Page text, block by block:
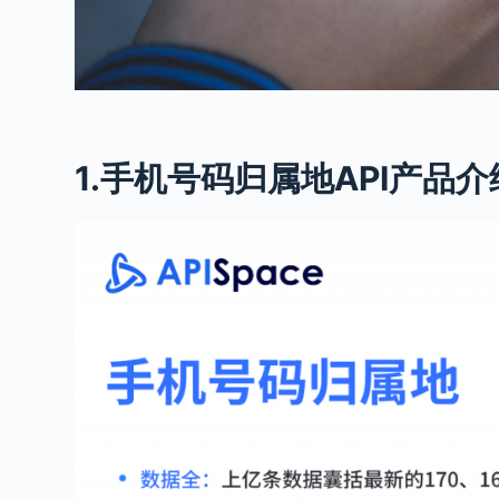
1.手机号码归属地API产品介